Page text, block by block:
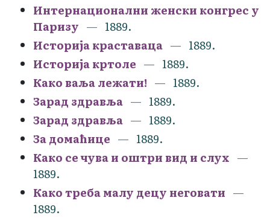
Интернационални женски конгрес у
Паризу
1889.
Историја краставаца
1889.
Историја кртоле
1889.
Како ваља лежати!
1889.
Зарад здравља
1889.
Зарад здравља
1889.
За домаћице
1889.
Како се чува и оштри вид и слух
1889.
Како треба малу децу неговати
1889.